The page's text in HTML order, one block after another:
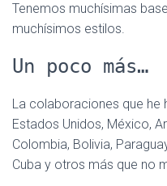
Tenemos muchísimas
muchísimos estilos.
Un poco más…
La colaboraciones que he
Estados Unidos, México,
Colombia, Bolivia,
Cuba y otros más que no